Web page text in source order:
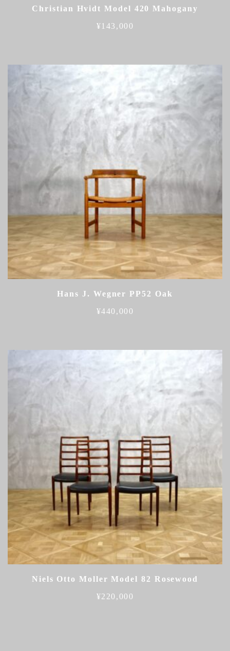
Christian Hvidt Model 420 Mahogany
¥143,000
Hans J. Wegner PP52 Oak
¥440,000
Niels Otto Moller Model 82 Rosewood
¥220,000